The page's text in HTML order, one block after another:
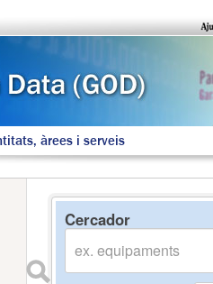
àrees i serveis
Cercador